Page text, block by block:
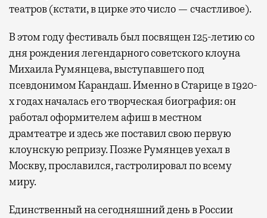
театров (кстати, в цирке это число — счастливое).
В этом году фестиваль был посвящен 125-летию со
дня рождения легендарного советского клоуна
Михаила Румянцева, выступавшего под
псевдонимом Карандаш. Именно в Старице в 1920-
х годах началась его творческая биография: он
работал оформителем афиш в местном
драмтеатре и здесь же поставил свою первую
клоунскую репризу. Позже Румянцев уехал в
Москву, прославился, гастролировал по всему
миру.
Единственный на сегодняшний день в России